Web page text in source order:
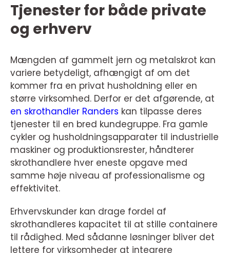
Tjenester for både private
og erhverv
Mængden af gammelt jern og metalskrot kan
variere betydeligt, afhængigt af om det
kommer fra en privat husholdning eller en
større virksomhed. Derfor er det afgørende, at
en skrothandler Randers kan tilpasse deres
tjenester til en bred kundegruppe. Fra gamle
cykler og husholdningsapparater til industrielle
maskiner og produktionsrester, håndterer
skrothandlere hver eneste opgave med
samme høje niveau af professionalisme og
effektivitet.
Erhvervskunder kan drage fordel af
skrothandleres kapacitet til at stille containere
til rådighed. Med sådanne løsninger bliver det
lettere for virksomheder at integrere